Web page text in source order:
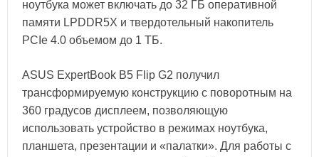
ноутбука может включать до 32 ГБ оперативной
памяти LPDDR5X и твердотельный накопитель
PCIe 4.0 объемом до 1 ТБ.
ASUS ExpertBook B5 Flip G2 получил
трансформируемую конструкцию с поворотным на
360 градусов дисплеем, позволяющую
использовать устройство в режимах ноутбука,
планшета, презентации и «палатки». Для работы с